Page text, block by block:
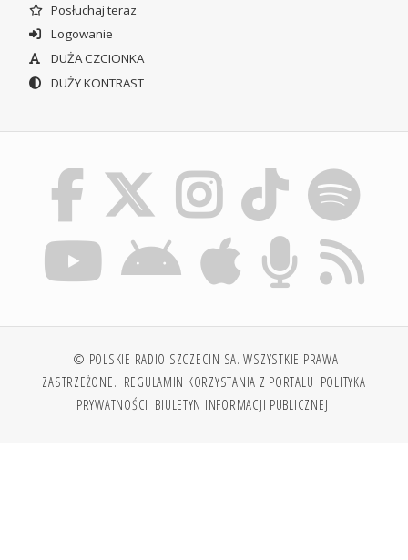
Posłuchaj teraz
Logowanie
DUŻA CZCIONKA
DUŻY KONTRAST
© POLSKIE RADIO SZCZECIN SA. WSZYSTKIE PRAWA
ZASTRZEŻONE. REGULAMIN KORZYSTANIA Z PORTALU POLITYKA
PRYWATNOŚCI BIULETYN INFORMACJI PUBLICZNEJ